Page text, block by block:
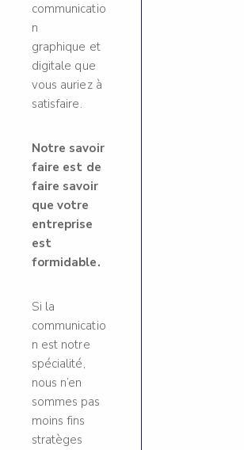
communicatio
n
graphique et
digitale que
vous auriez à
satisfaire.
Notre savoir
faire est de
faire savoir
que votre
entreprise
est
formidable.
Si la
communicatio
n est notre
spécialité,
nous n’en
sommes pas
moins fins
stratèges